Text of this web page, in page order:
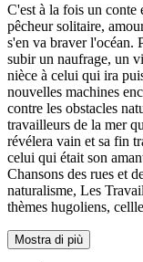
C'est à la fois un
pêcheur solitaire,
s'en va braver l'océan.
subir un naufrage, un
nièce à celui qui ira
nouvelles machines
contre les obstacles
travailleurs de la mer
révélera vain et sa fin
celui qui était son
Chansons des rues et
naturalisme, Les
thèmes hugoliens,
Mostra di più